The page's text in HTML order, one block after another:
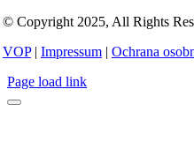
© Copyright 2025, All Rights
VOP| Impressum | Ochrana
Page load link